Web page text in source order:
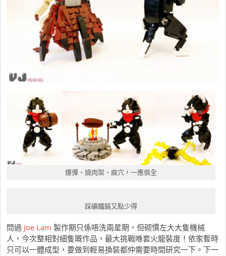
爆彈、燒肉架、麻穴，一應俱全
踩礦鐵鎬又點少得
問過 Joe Lam 製作期只係唔洗兩星期，但砌慣左大大隻機械
人，今次整相對細隻嘅作品，最大挑戰喺套火龍裝度！依家暫時
只可以一體成型，要做到輕易換裝都仲需要時間研究一下。下一